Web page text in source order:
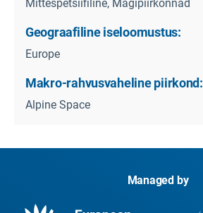
Mittespetsiifiline, Mägipiirkonnad
Geograafiline iseloomustus:
Europe
Makro-rahvusvaheline piirkond:
Alpine Space
Managed by